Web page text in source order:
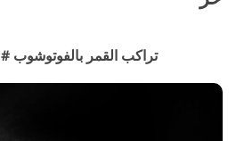
تراكب القمر بالفوتوشوب #11 "Ancient Legends"